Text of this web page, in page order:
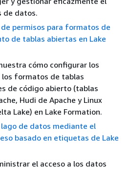
de datos.
permisos para formatos de
de tablas abiertas en Lake
cómo configurar los
los formatos de tablas
de código abierto (tablas
Hudi de Apache y Linux
Lake) en Lake Formation.
de datos mediante el
basado en etiquetas de Lake
el acceso a los datos